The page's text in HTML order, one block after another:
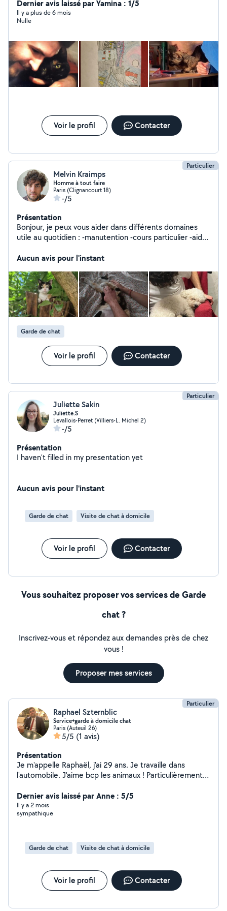
Dernier avis laissé par Yamina : 1/5
Il y a plus de 6 mois
Nulle
Voir le profil Contacter
Particulier
Melvin Kraimps
Homme à tout faire
Paris (Clignancourt 18)
-/5
Présentation
Bonjour, je peux vous aider dans différents domaines
utile au quotidien : -manutention -cours particulier -aide
Aucun avis pour l'instant
Garde de chat
Voir le profil Contacter
Particulier
Juliette Sakin
Juliette.S
Levallois-Perret (Villiers-L. Michel 2)
-/5
Présentation
I haven't filled in my presentation yet
Aucun avis pour l'instant
Garde de chat Visite de chat à domicile
Voir le profil Contacter
Vous souhaitez proposer vos services de Garde
chat ?
Inscrivez-vous et répondez aux demandes près de chez
vous !
Proposer mes services
Particulier
Raphael Szternblic
Service+garde à domicile chat
Paris (Auteuil 26)
5/5 (1 avis)
Présentation
Je m'appelle Raphaël, j'ai 29 ans. Je travaille dans
l'automobile. J'aime bcp les animaux ! Particulièrement
Dernier avis laissé par Anne : 5/5
Il y a 2 mois
sympathique
Garde de chat Visite de chat à domicile
Voir le profil Contacter